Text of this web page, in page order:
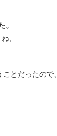
。
とだったので、